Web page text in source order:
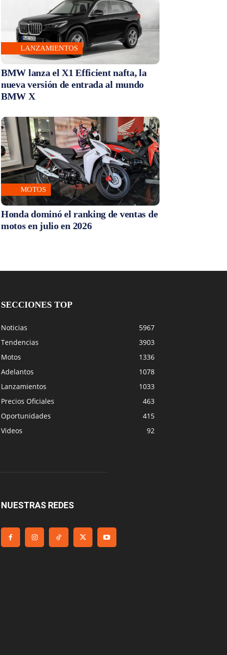
LANZAMIENTOS
BMW lanza el X1 Efficient nafta, la
nueva versión de entrada al mundo
BMW X
MOTOS
Honda dominó el ranking de ventas de
motos en julio en 2026
SECCIONES TOP
Noticias
5967
Tendencias
3903
Motos
1336
Adelantos
1078
Lanzamientos
1033
Precios Oficiales
463
Oportunidades
415
Videos
92
NUESTRAS REDES